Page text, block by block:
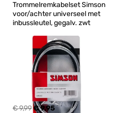
Trommelremkabelset Simson
voor/achter universeel met
inbussleutel, gegalv. zwt
€ 9,99€ 9,95